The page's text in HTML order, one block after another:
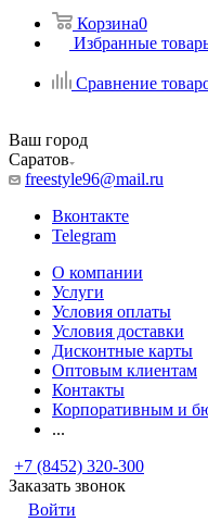
Корзина0
Избранные
Сравнение
Ваш город
Саратов
freestyle96@mail.ru
Вконтакте
Telegram
О компании
Услуги
Условия оплаты
Условия доставки
Дисконтные карты
Оптовым клиентам
Контакты
Корпоративным и
...
+7 (8452) 320-300
Заказать звонок
Войти